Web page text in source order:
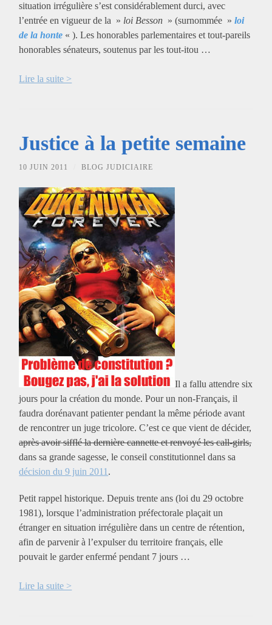
situation irrégulière s’est considérablement durci, avec
l’entrée en vigueur de la » loi Besson » (surnommée »loi
de la honte « ). Les honorables parlementaires et tout-pareils
honorables sénateurs, soutenus par les tout-itou …
Lire la suite >
Justice à la petite semaine
10 JUIN 2011 BLOG JUDICIAIRE
Il a fallu attendre six
jours pour la création du monde. Pour un non-Français, il
faudra dorénavant patienter pendant la même période avant
de rencontrer un juge tricolore. C’est ce que vient de décider,
après avoir sifflé la dernière cannette et renvoyé les call-girls,
dans sa grande sagesse, le conseil constitutionnel dans sa
décision du 9 juin 2011 .
Petit rappel historique. Depuis trente ans (loi du 29 octobre
1981), lorsque l’administration préfectorale plaçait un
étranger en situation irrégulière dans un centre de rétention,
afin de parvenir à l’expulser du territoire français, elle
pouvait le garder enfermé pendant 7 jours …
Lire la suite >